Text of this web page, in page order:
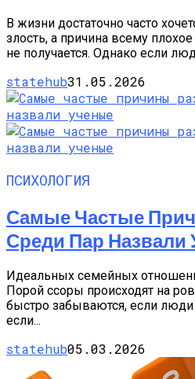
В жизни достаточно часто
злость, а причина всему
не получается. Однако если
statehub31.05.2026
ПСИХОЛОГИЯ
Самые Частые
Среди Пар Назвали
Идеальных семейных
Порой ссоры происходят на
быстро забываются, если люди
если...
statehub05.03.2026